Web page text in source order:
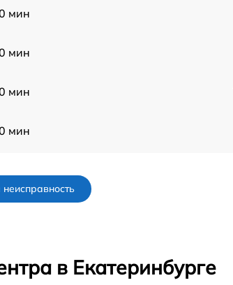
мин
мин
мин
мин
в Екатеринбурге